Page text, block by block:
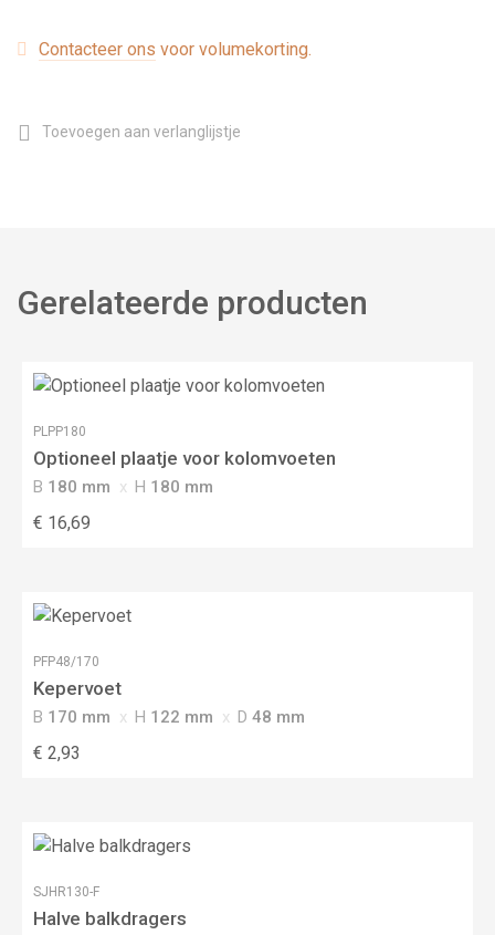
Contacteer ons voor volumekorting.
Toevoegen aan verlanglijstje
Gerelateerde producten
PLPP180
Optioneel plaatje voor kolomvoeten
B 180 mm H 180 mm
€ 16,69
PFP48/170
Kepervoet
B 170 mm H 122 mm D 48 mm
€ 2,93
SJHR130-F
Halve balkdragers